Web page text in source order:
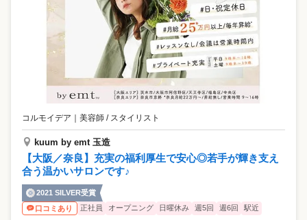
コルモイデア 美容師 / スタイリスト
kuum by emt 玉造
【大阪／奈良】充実の福利厚生で安心◎若手が輝き支え
合う温かいサロンです♪
2021 SILVER受賞
口コミあり
正社員 オープニング 日曜休み 週5回 週6回 駅近